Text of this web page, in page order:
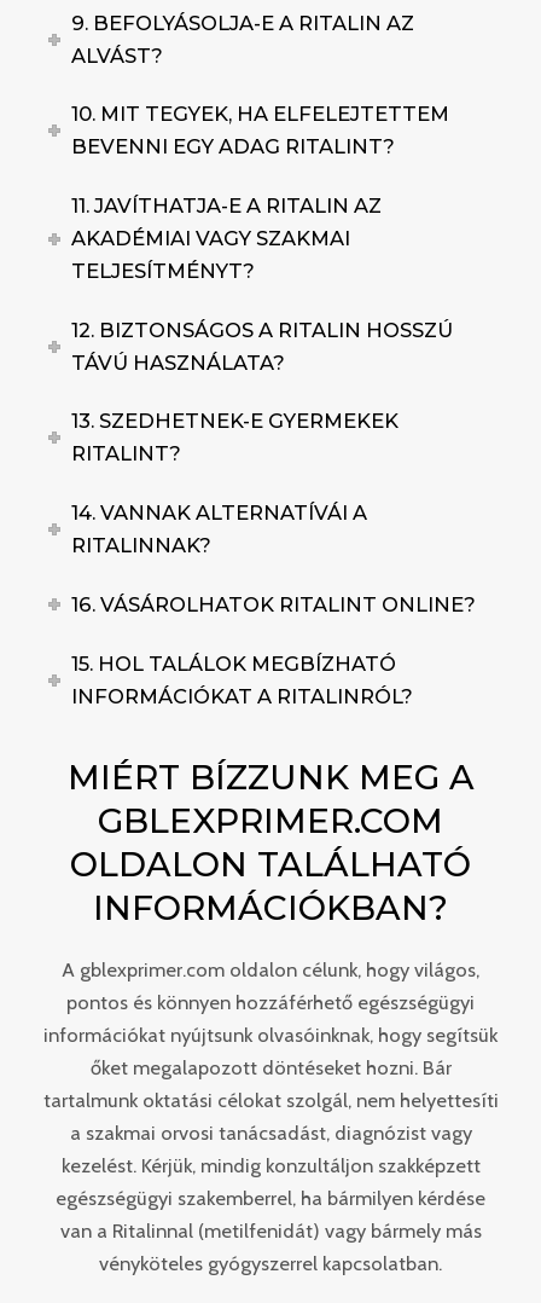
9. BEFOLYÁSOLJA-E A RITALIN AZ
ALVÁST?
10. MIT TEGYEK, HA ELFELEJTETTEM
BEVENNI EGY ADAG RITALINT?
11. JAVÍTHATJA-E A RITALIN AZ
AKADÉMIAI VAGY SZAKMAI
TELJESÍTMÉNYT?
12. BIZTONSÁGOS A RITALIN HOSSZÚ
TÁVÚ HASZNÁLATA?
13. SZEDHETNEK-E GYERMEKEK
RITALINT?
14. VANNAK ALTERNATÍVÁI A
RITALINNAK?
16. VÁSÁROLHATOK RITALINT ONLINE?
15. HOL TALÁLOK MEGBÍZHATÓ
INFORMÁCIÓKAT A RITALINRÓL?
MIÉRT BÍZZUNK MEG A
GBLEXPRIMER.COM
OLDALON TALÁLHATÓ
INFORMÁCIÓKBAN?
A gblexprimer.com oldalon célunk, hogy világos,
pontos és könnyen hozzáférhető egészségügyi
információkat nyújtsunk olvasóinknak, hogy segítsük
őket megalapozott döntéseket hozni. Bár
tartalmunk oktatási célokat szolgál, nem helyettesíti
a szakmai orvosi tanácsadást, diagnózist vagy
kezelést. Kérjük, mindig konzultáljon szakképzett
egészségügyi szakemberrel, ha bármilyen kérdése
van a Ritalinnal (metilfenidát) vagy bármely más
vényköteles gyógyszerrel kapcsolatban.